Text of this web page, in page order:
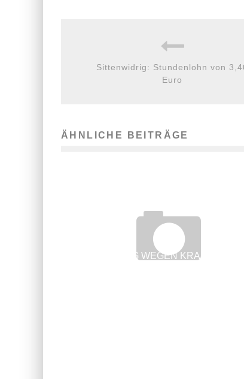
Sittenwidrig: Stundenlohn von
Euro
ÄHNLICHE BEITRÄGE
KÜNDIGUNG WEGEN KRANKHEIT